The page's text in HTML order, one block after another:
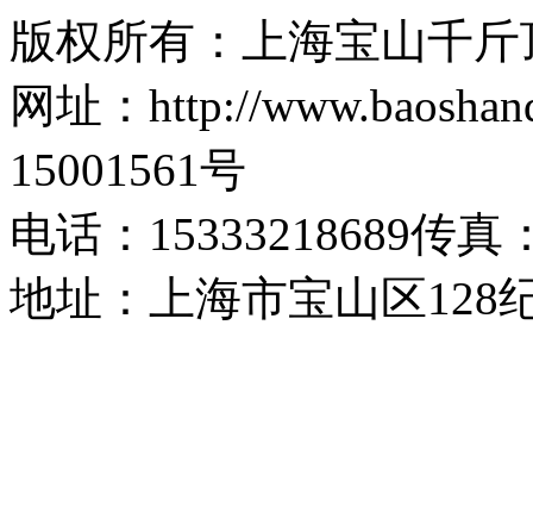
版权所有：上海宝山千
网址：http://
15001561号
电话：15333218689传真
地址：上海市宝山区128